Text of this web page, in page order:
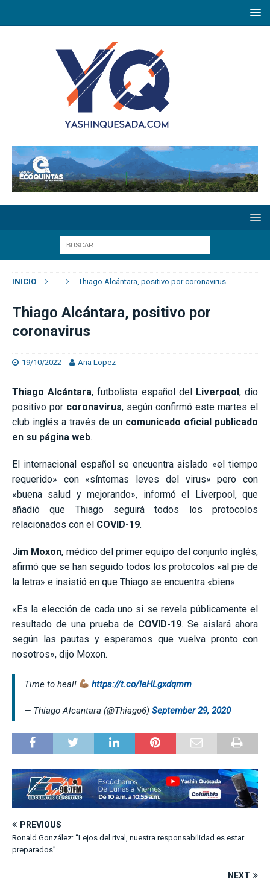
INICIO Thiago Alcántara, positivo por coronavirus
Thiago Alcántara, positivo por
coronavirus
19/10/2022 Ana Lopez
Thiago Alcántara, futbolista español del Liverpool, dio
positivo por coronavirus, según confirmó este martes el
club inglés a través de un comunicado oficial publicado
en su página web.
El internacional español se encuentra aislado «el tiempo
requerido» con «síntomas leves del virus» pero con
«buena salud y mejorando», informó el Liverpool, que
añadió que Thiago seguirá todos los protocolos
relacionados con el COVID-19.
Jim Moxon, médico del primer equipo del conjunto inglés,
afirmó que se han seguido todos los protocolos «al pie de
la letra» e insistió en que Thiago se encuentra «bien».
«Es la elección de cada uno si se revela públicamente el
resultado de una prueba de COVID-19. Se aislará ahora
según las pautas y esperamos que vuelva pronto con
nosotros», dijo Moxon.
Time to heal! https://t.co/IeHLgxdqmm
— Thiago Alcantara (@Thiago6) September 29, 2020
PREVIOUS
Ronald González: “Lejos del rival, nuestra responsabilidad es estar
preparados”
NEXT